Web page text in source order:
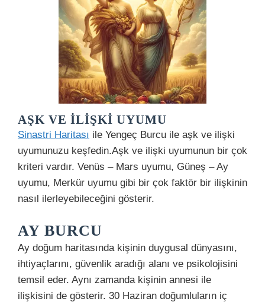
AŞK VE İLIŞKI UYUMU
Sinastri Haritası ile Yengeç Burcu ile aşk ve ilişki
uyumunuzu keşfedin.Aşk ve ilişki uyumunun bir çok
kriteri vardır. Venüs – Mars uyumu, Güneş – Ay
uyumu, Merkür uyumu gibi bir çok faktör bir ilişkinin
nasıl ilerleyebileceğini gösterir.
AY BURCU
Ay doğum haritasında kişinin duygusal dünyasını,
ihtiyaçlarını, güvenlik aradığı alanı ve psikolojisini
temsil eder. Aynı zamanda kişinin annesi ile
ilişkisini de gösterir. 30 Haziran doğumluların iç